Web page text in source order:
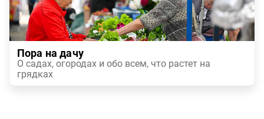
Пора на дачу
О садах, огородах и обо всем, что растет на
грядках